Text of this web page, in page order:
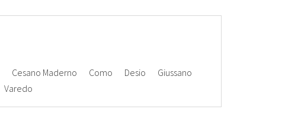
Cesano Maderno Como Desio
Giussano
Varedo